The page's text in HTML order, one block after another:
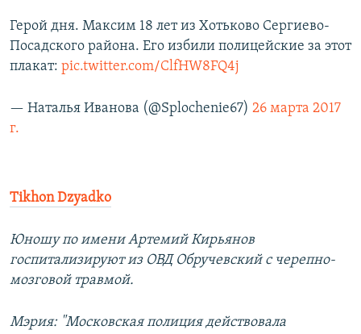
Герой дня. Максим 18 лет из Хотьково Сергиево-
Посадского района. Его избили полицейские за этот
плакат: pic.twitter.com/ClfHW8FQ4j
— Наталья Иванова (@Splochenie67) 26 марта 2017
г.
Tikhon Dzyadko
Юношу по имени Артемий Кирьянов
госпитализируют из ОВД Обручевский с черепно-
мозговой травмой.
Мэрия: "Московская полиция действовала